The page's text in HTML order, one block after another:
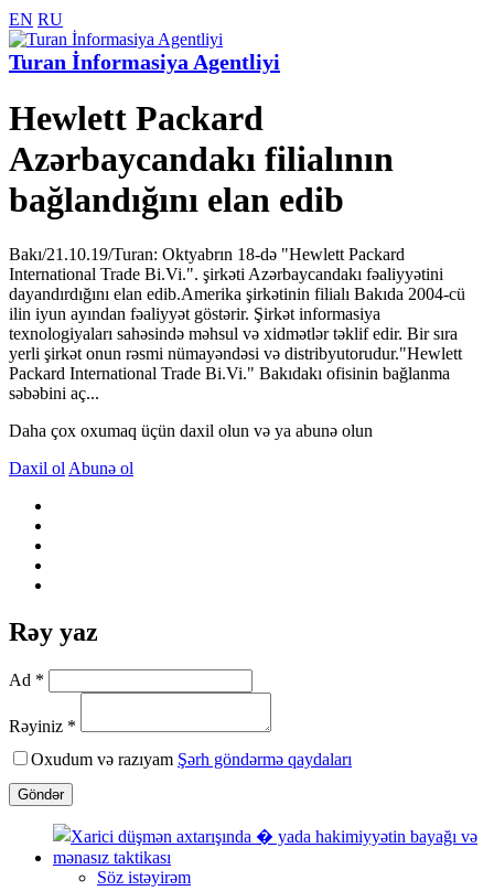
EN RU
Turan İnformasiya Agentliyi
Hewlett Packard
Azərbaycandakı filialının
bağlandığını elan edib
Bakı/21.10.19/Turan: Oktyabrın 18-də "Hewlett Packard
International Trade Bi.Vi.". şirkəti Azərbaycandakı fəaliyyətini
dayandırdığını elan edib.Amerika şirkətinin filialı Bakıda 2004-cü
ilin iyun ayından fəaliyyət göstərir. Şirkət informasiya
texnologiyaları sahəsində məhsul və xidmətlər təklif edir. Bir sıra
yerli şirkət onun rəsmi nümayəndəsi və distribyutorudur."Hewlett
Packard International Trade Bi.Vi." Bakıdakı ofisinin bağlanma
səbəbini aç...
Daha çox oxumaq üçün daxil olun və ya abunə olun
Daxil ol Abunə ol
Rəy yaz
Ad *
Rəyiniz *
Oxudum və razıyam Şərh göndərmə qaydaları
Göndər
Söz istəyirəm